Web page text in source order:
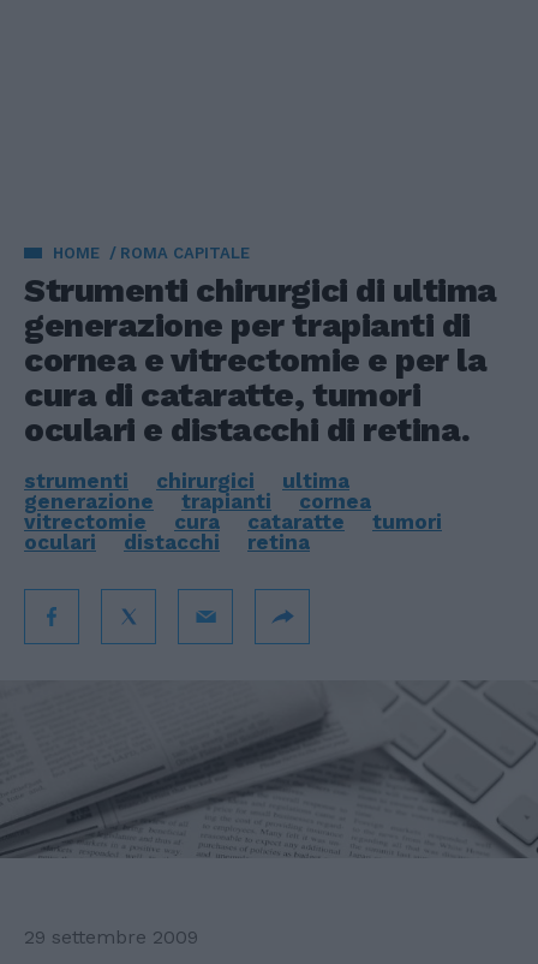
HOME ROMA CAPITALE
Strumenti chirurgici di ultima
generazione per trapianti di
cornea e vitrectomie e per la
cura di cataratte, tumori
oculari e distacchi di retina.
strumenti chirurgici
ultima
generazione
trapianti
cornea
vitrectomie
cura cataratte
tumori
oculari
distacchi retina
29 settembre 2009